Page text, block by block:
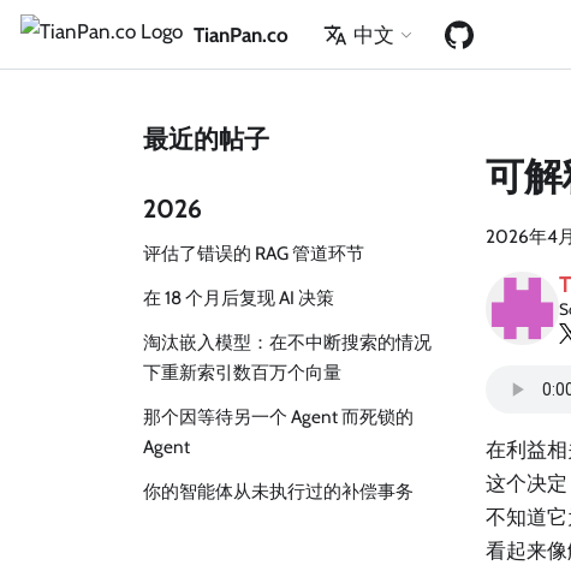
TianPan.co 中文
最近的帖子
2026
评估了错误的 RAG 管道环节
在 18 个月后复现 AI 决策
淘汰嵌入模型：在不中断搜索的情况
下重新索引数百万个向量
那个因等待另一个 Agent 而死锁的
Agent
你的智能体从未执行过的补偿事务
可解
2026年4
在利益相
这个决
不知道
看起来像